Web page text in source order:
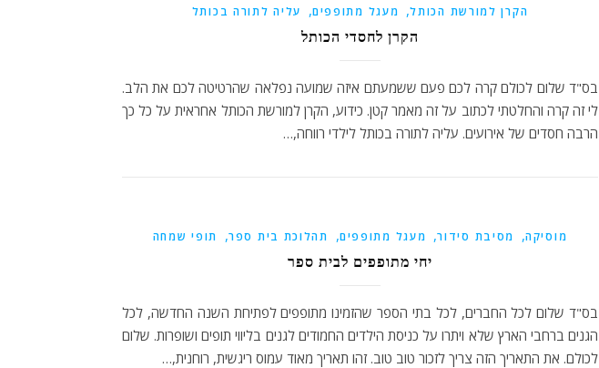
הקרן למורשת הכותל, מעגל מתופפים, עליה לתורה בכותל
הקרן לחסדי הכותל
בס"ד שלום לכולם קרה לכם פעם ששמעתם איזה שמועה נפלאה שהרטיטה לכם את הלב.
לי זה קרה והחלטתי לכתוב על זה מאמר קטן. כידוע, הקרן למורשת הכותל אחראית על כל כך
הרבה חסדים של אירועים. עליה לתורה בכותל לילדי רווחה,…
מוסיקה, מסיבת סידור, מעגל מתופפים, תהלוכת בית ספר, תופי שמחה
יחי מתופפים לבית ספר
בס"ד שלום לכל החברים, לכל בתי הספר שהזמינו מתופפים לפתיחת השנה החדשה, לכל
הגנים ברחבי הארץ שלא ויתרו על כניסת הילדים החמודים לגנים בליווי תופים ושופרות. שלום
לכולם. את התאריך הזה צריך לזכור טוב טוב. זהו תאריך מאוד עמוס ריגשית, רוחנית,…